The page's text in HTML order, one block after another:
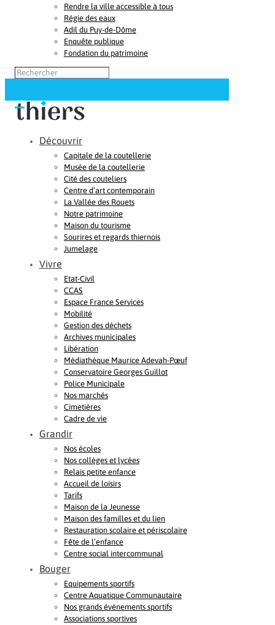
Rendre la ville accessible à tous
Régie des eaux
Adil du Puy-de-Dôme
Enquête publique
Fondation du patrimoine
Découvrir
Capitale de la coutellerie
Musée de la coutellerie
Cité des couteliers
Centre d’art contemporain
La Vallée des Rouets
Notre patrimoine
Maison du tourisme
Sourires et regards thiernois
Jumelage
Vivre
Etat-Civil
CCAS
Espace France Services
Mobilité
Gestion des déchets
Archives municipales
Libération
Médiathèque Maurice Adevah-Pœuf
Conservatoire Georges Guillot
Police Municipale
Nos marchés
Cimetières
Cadre de vie
Grandir
Nos écoles
Nos collèges et lycées
Relais petite enfance
Accueil de loisirs
Tarifs
Maison de la Jeunesse
Maison des familles et du lien
Restauration scolaire et périscolaire
Fête de l’enfance
Centre social intercommunal
Bouger
Equipements sportifs
Centre Aquatique Communautaire
Nos grands évènements sportifs
Associations sportives